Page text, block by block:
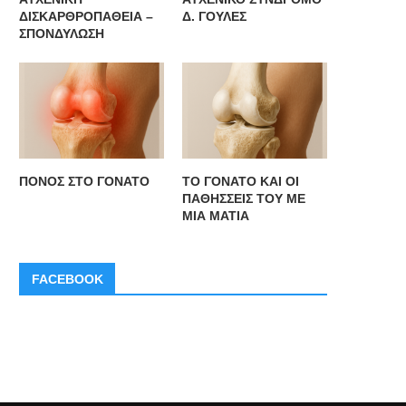
ΤΗΣ...
ΔΙΣΚΑΡΘΡΟΠΑΘΕΙΑ –
ΣΠΟΝΔΥΛΩΣΗ
Δ. ΓΟΥΛΕΣ
ΠΟΝΟΣ ΣΤΟ ΓΟΝΑΤΟ
ΤΟ ΓΟΝΑΤΟ ΚΑΙ ΟΙ
ΠΑΘΗΣΣΕΙΣ ΤΟΥ ΜΕ
ΜΙΑ ΜΑΤΙΑ
FACEBOOK